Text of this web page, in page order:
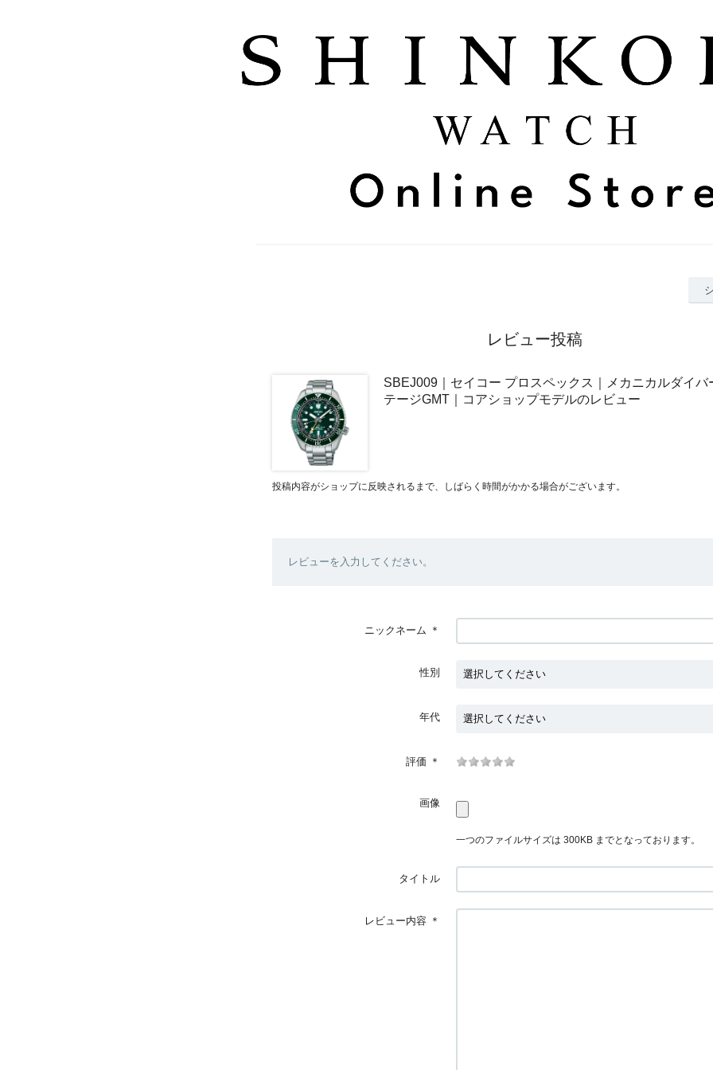
レビュー投稿
SBEJ009｜セイコー プロスペックス｜メカニカルダイバ
テージGMT｜コアショップモデルのレビュー
投稿内容がショップに反映されるまで、しばらく時間がかかる場合がございます。
レビューを入力してください。
ニックネーム ＊
性別
年代
評価 ＊
画像
一つのファイルサイズは 300KB までとなっております。
タイトル
レビュー内容 ＊